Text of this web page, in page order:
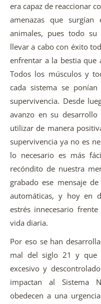
era capaz de reaccionar
amenazas que
animales, pues todo su
llevar a cabo con éxito
enfrentar a la bestia que
Todos los músculos y
cada sistema se
supervivencia. Desde
avanzo en su
utilizar de manera
supervivencia ya no es
lo necesario es más
recóndito de nuestra
grabado ese mensaje
automáticas, y hoy en
estrés innecesario
vida diaria.
Por eso se han
mal del siglo 21 y que
excesivo y
impactan al Sistema
obedecen a una